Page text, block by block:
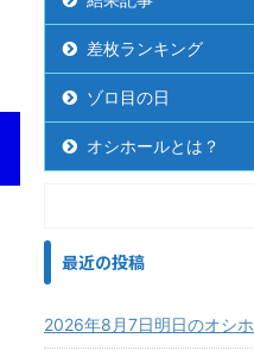
差枚ランキング
ゾロ目の日
オシホールとは？
最近の投稿
2026年8月7日明日のオシ